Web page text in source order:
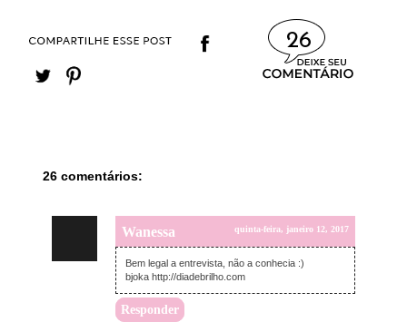
26
26 comentários:
Wanessa quinta-feira, janeiro 12, 2017
Bem legal a entrevista, não a conhecia :)
bjoka http://diadebrilho.com
Responder